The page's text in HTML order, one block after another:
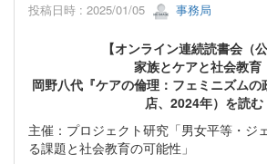
投稿日時 : 2025/01/05 事務局
【オンライン連続読書会（公
家族とケアと社会教育
岡野八代『ケアの倫理：フェミニズム
店、2024年）を読む
主催：プロジェクト研究「男女平等・ジ
る課題と社会教育の可能性」